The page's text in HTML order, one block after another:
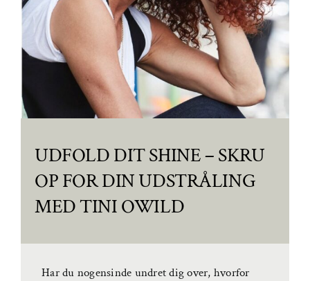
UDFOLD DIT SHINE – SKRU
OP FOR DIN UDSTRÅLING
MED TINI OWILD
Har du nogensinde undret dig over, hvorfor